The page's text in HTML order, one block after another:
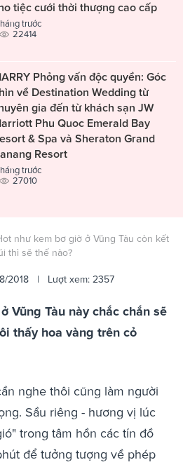
tiệc cưới thời thượng cao cấp
trước
22414
Phỏng vấn độc quyền: Góc
về Destination Wedding từ
gia đến từ khách sạn JW
Phu Quoc Emerald Bay
& Spa và Sheraton Grand
Resort
trước
27010
như kem bơ giờ ở Vũng Tàu còn kết
thì sẽ thế nào?
2018 | Lượt xem: 2357
Vũng Tàu này chắc chắn sẽ
thấy hoa vàng trên cỏ
nghe thôi cũng làm người
Sầu riêng - hương vị lúc
trong tâm hồn các tín đồ
để tưởng tượng về phép